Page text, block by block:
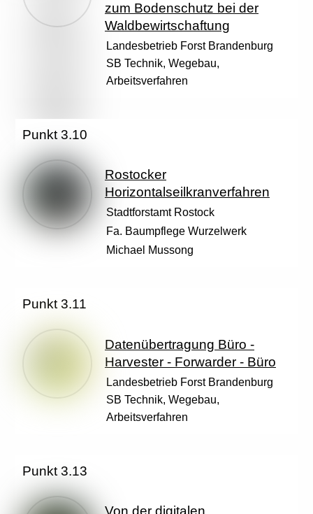
zum Bodenschutz bei der
Waldbewirtschaftung
Landesbetrieb Forst Brandenburg
SB Technik, Wegebau,
Arbeitsverfahren
Punkt 3.10
Rostocker
Horizontalseilkranverfahren
Stadtforstamt Rostock
Fa. Baumpflege Wurzelwerk
Michael Mussong
Punkt 3.11
Datenübertragung Büro -
Harvester - Forwarder - Büro
Landesbetrieb Forst Brandenburg
SB Technik, Wegebau,
Arbeitsverfahren
Punkt 3.13
Von der digitalen